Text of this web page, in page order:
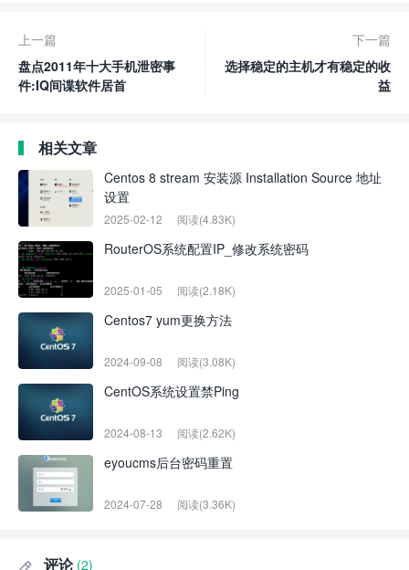
上一篇
盘点2011年十大手机泄密事
件:IQ间谍软件居首
下一篇
选择稳定的主机才有稳定的收
益
相关文章
Centos 8 stream 安装源 Installation Source 地址
设置
2025-02-12 阅读(4.83K)
RouterOS系统配置IP_修改系统密码
2025-01-05 阅读(2.18K)
Centos7 yum更换方法
2024-09-08 阅读(3.08K)
CentOS系统设置禁Ping
2024-08-13 阅读(2.62K)
eyoucms后台密码重置
2024-07-28 阅读(3.36K)
评论 (2)